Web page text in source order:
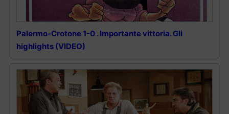
Palermo-Crotone 1-0 . Importante vittoria. Gli
highlights (VIDEO)